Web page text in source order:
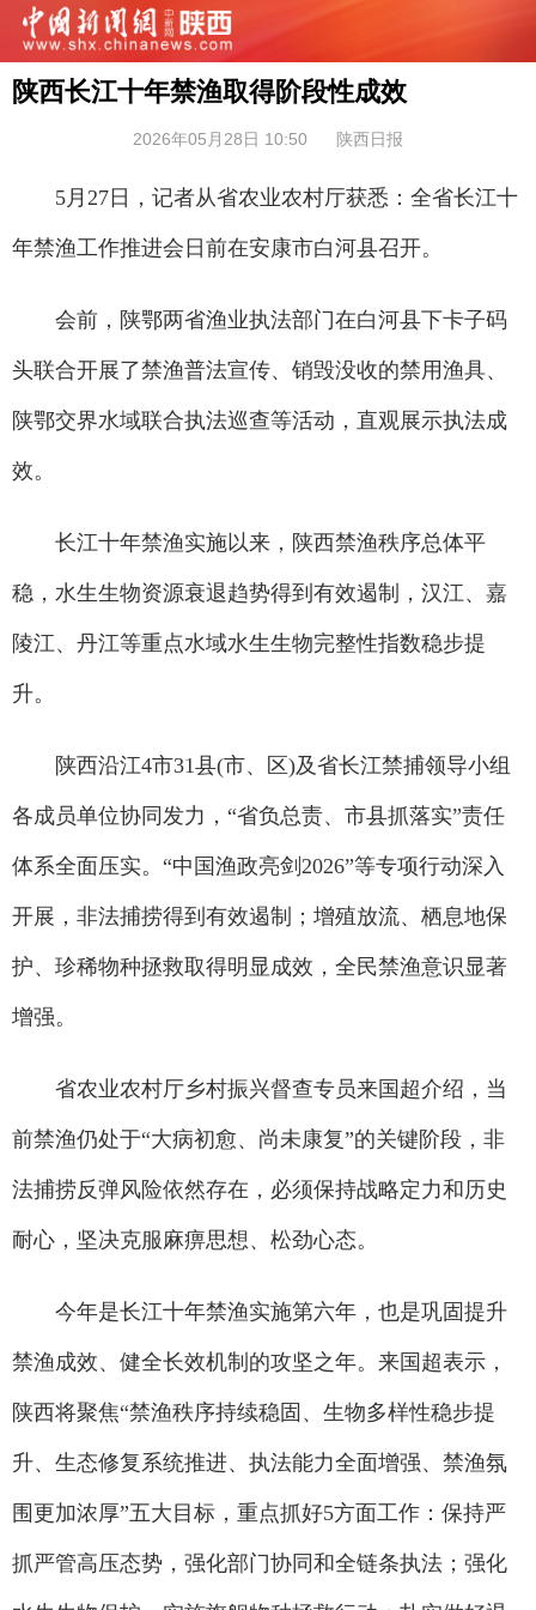
陕西长江十年禁渔取得阶段性成效
2026年05月28日 10:50 陕西日报
5月27日，记者从省农业农村厅获悉：全省长江十
年禁渔工作推进会日前在安康市白河县召开。
会前，陕鄂两省渔业执法部门在白河县下卡子码
头联合开展了禁渔普法宣传、销毁没收的禁用渔具、
陕鄂交界水域联合执法巡查等活动，直观展示执法成
效。
长江十年禁渔实施以来，陕西禁渔秩序总体平
稳，水生生物资源衰退趋势得到有效遏制，汉江、嘉
陵江、丹江等重点水域水生生物完整性指数稳步提
升。
陕西沿江4市31县(市、区)及省长江禁捕领导小组
各成员单位协同发力，“省负总责、市县抓落实”责任
体系全面压实。“中国渔政亮剑2026”等专项行动深入
开展，非法捕捞得到有效遏制；增殖放流、栖息地保
护、珍稀物种拯救取得明显成效，全民禁渔意识显著
增强。
省农业农村厅乡村振兴督查专员来国超介绍，当
前禁渔仍处于“大病初愈、尚未康复”的关键阶段，非
法捕捞反弹风险依然存在，必须保持战略定力和历史
耐心，坚决克服麻痹思想、松劲心态。
今年是长江十年禁渔实施第六年，也是巩固提升
禁渔成效、健全长效机制的攻坚之年。来国超表示，
陕西将聚焦“禁渔秩序持续稳固、生物多样性稳步提
升、生态修复系统推进、执法能力全面增强、禁渔氛
围更加浓厚”五大目标，重点抓好5方面工作：保持严
抓严管高压态势，强化部门协同和全链条执法；强化